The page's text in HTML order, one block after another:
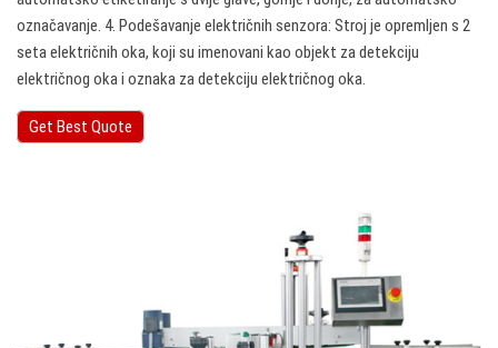
označavanje. 4. Podešavanje električnih senzora: Stroj je opremljen s 2
seta električnih oka, koji su imenovani kao objekt za detekciju
električnog oka i oznaka za detekciju električnog oka.
Get Best Quote